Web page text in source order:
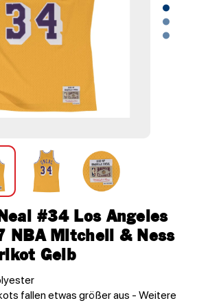
#34 Los Angeles
NBA Mitchell & Ness
Gelb
fallen etwas größer aus - Weitere